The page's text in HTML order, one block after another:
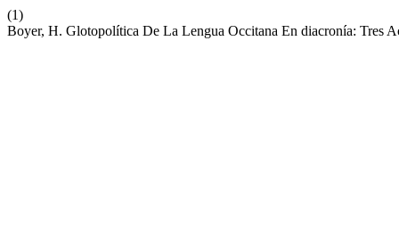
(1)
Boyer, H. Glotopolítica De La Lengua Occitana En diacronía: Tres